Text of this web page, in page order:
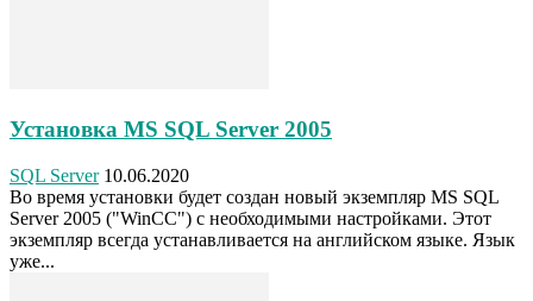
Установка MS SQL Server 2005
SQL Server 10.06.2020
Во время установки будет создан новый экземпляр MS SQL
Server 2005 ("WinCC") с необходимыми настройками. Этот
экземпляр всегда устанавливается на английском языке. Язык
уже...